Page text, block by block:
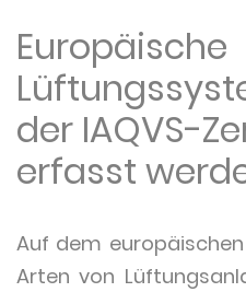
Europäische
der IAQVS-
erfasst
Auf dem
Arten von